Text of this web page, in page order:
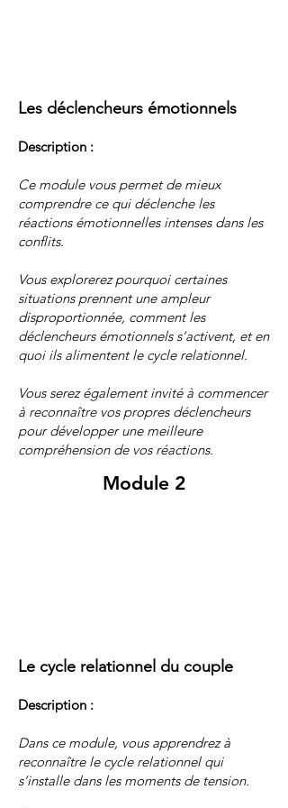
Les déclencheurs émotionnels
Description :
Ce module vous permet de mieux
comprendre ce qui déclenche les
réactions émotionnelles intenses dans les
conflits.
Vous explorerez pourquoi certaines
situations prennent une ampleur
disproportionnée, comment les
déclencheurs émotionnels s’activent, et en
quoi ils alimentent le cycle relationnel.
Vous serez également invité à commencer
à reconnaître vos propres déclencheurs
pour développer une meilleure
compréhension de vos réactions.
Module 2
Le cycle relationnel du couple
Description :
Dans ce module, vous apprendrez à
reconnaître le cycle relationnel qui
s’installe dans les moments de tension.